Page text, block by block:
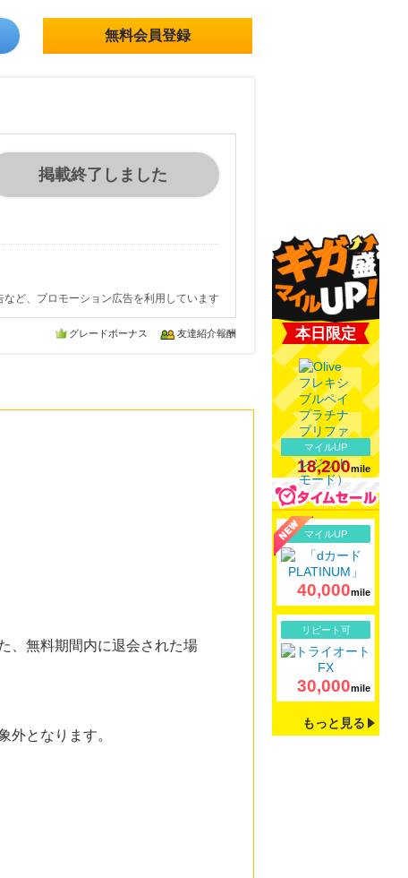
無料会員登録
掲載終了しました
ど、プロモーション広告を利用しています
グレードボーナス 友達紹介報酬
、無料期間内に退会された場
となります。
本日限定
マイルUP
18,200mile
マイルUP
40,000mile
リピート可
30,000mile
もっと見る